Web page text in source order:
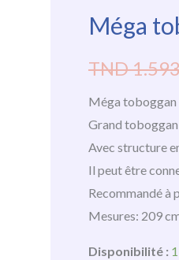
Méga
TND
Méga toboggan
Grand toboggan
Avec structure
Il peut être
Recommandé à
Mesures: 209
Disponibilité :
toboggan
Feber